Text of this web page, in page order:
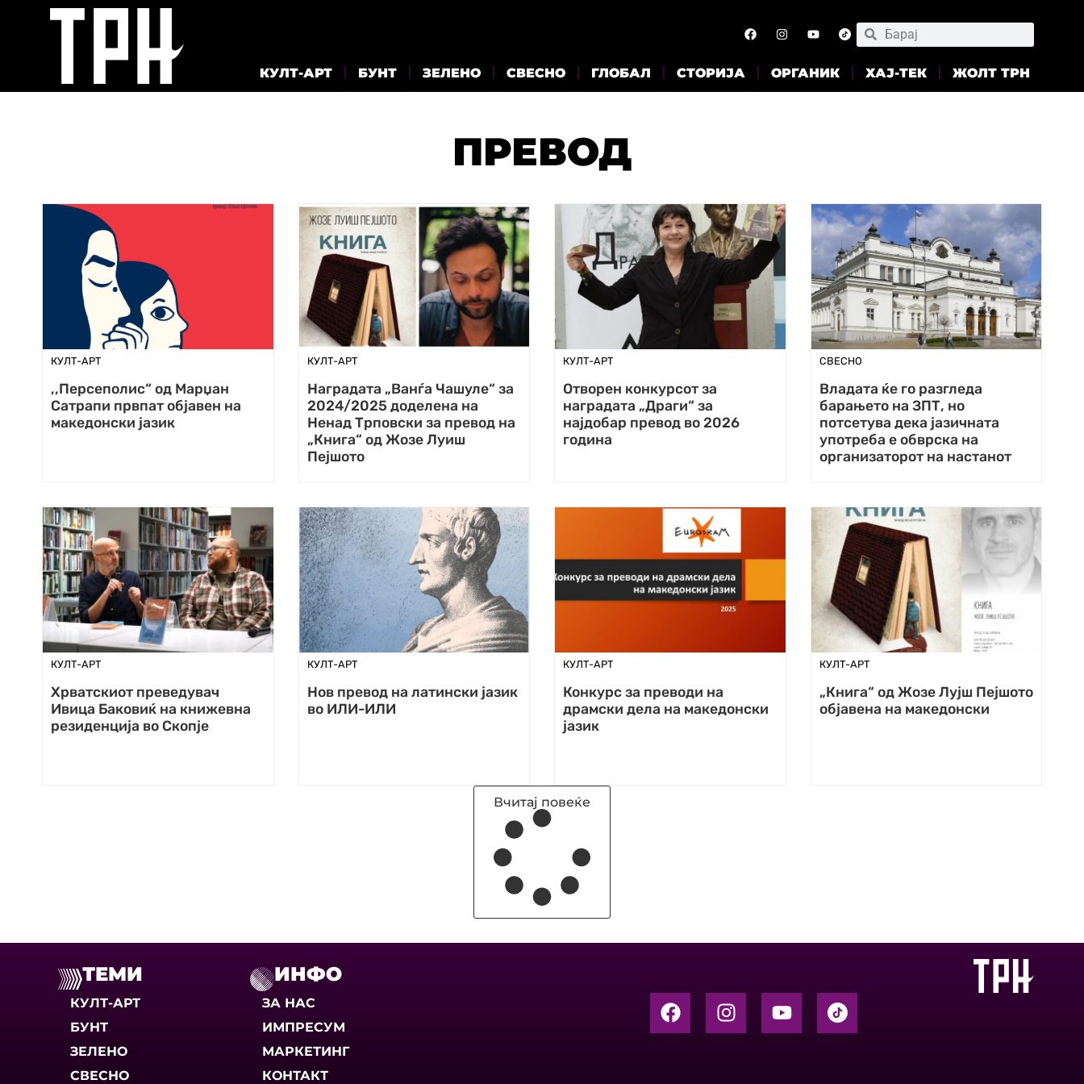
КУЛТ-АРТ БУНТ ЗЕЛЕНО СВЕСНО ГЛОБАЛ СТОРИЈА ОРГАНИК ХАЈ-ТЕК ЖОЛТ ТРН
ПРЕВОД
КУЛТ-АРТ
,,Персеполис“ од Марџан
Сатрапи првпат објавен на
македонски јазик
КУЛТ-АРТ
Наградата „Ванѓа Чашуле“ за
2024/2025 доделена на
Ненад Трповски за превод на
„Книга“ од Жозе Луиш
Пејшото
КУЛТ-АРТ
Отворен конкурсот за
наградата „Драги“ за
најдобар превод во 2026
година
СВЕСНО
Владата ќе го разгледа
барањето на ЗПТ, но
потсетува дека јазичната
употреба е обврска на
организаторот на настанот
КУЛТ-АРТ
Хрватскиот преведувач
Ивица Баковиќ на книжевна
резиденција во Скопје
КУЛТ-АРТ
Нов превод на латински јазик
во ИЛИ-ИЛИ
КУЛТ-АРТ
Конкурс за преводи на
драмски дела на македонски
јазик
КУЛТ-АРТ
„Книга“ од Жозе Лујш Пејшото
објавена на македонски
Вчитај повеќе
ТЕМИ
КУЛТ-АРТ
БУНТ
ЗЕЛЕНО
СВЕСНО
ИНФО
ЗА НАС
ИМПРЕСУМ
МАРКЕТИНГ
КОНТАКТ